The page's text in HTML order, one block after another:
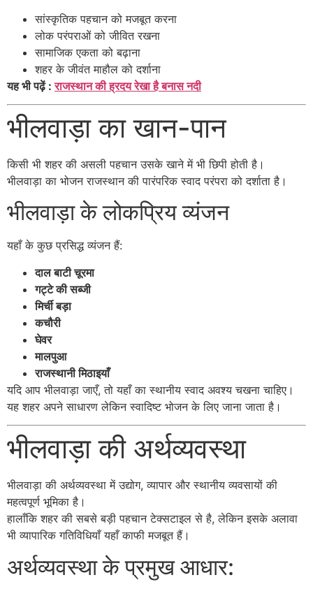
सांस्कृतिक पहचान को मजबूत करना
लोक परंपराओं को जीवित रखना
सामाजिक एकता को बढ़ाना
शहर के जीवंत माहौल को दर्शाना
यह भी पढ़ें :राजस्थान की ह्रदय रेखा है बनास नदी
भीलवाड़ा का खान-पान
किसी भी शहर की असली पहचान उसके खाने में भी छिपी होती है।
भीलवाड़ा का भोजन राजस्थान की पारंपरिक स्वाद परंपरा को दर्शाता है।
भीलवाड़ा के लोकप्रिय व्यंजन
यहाँ के कुछ प्रसिद्ध व्यंजन हैं:
दाल बाटी चूरमा
गट्टे की सब्जी
मिर्ची बड़ा
कचौरी
घेवर
मालपुआ
राजस्थानी मिठाइयाँ
यदि आप भीलवाड़ा जाएँ, तो यहाँ का स्थानीय स्वाद अवश्य चखना चाहिए।
यह शहर अपने साधारण लेकिन स्वादिष्ट भोजन के लिए जाना जाता है।
भीलवाड़ा की अर्थव्यवस्था
भीलवाड़ा की अर्थव्यवस्था में उद्योग, व्यापार और स्थानीय व्यवसायों की
महत्वपूर्ण भूमिका है।
हालाँकि शहर की सबसे बड़ी पहचान टेक्सटाइल से है, लेकिन इसके अलावा
भी व्यापारिक गतिविधियाँ यहाँ काफी मजबूत हैं।
अर्थव्यवस्था के प्रमुख आधार: